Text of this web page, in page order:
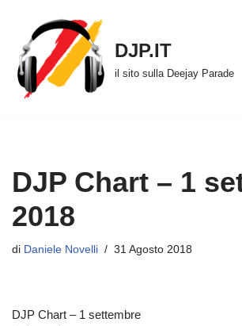
Vai
al
contenuto
DJP.IT
il sito sulla Deejay Parade
DJP Chart – 1
2018
di Daniele Novelli 31 Agosto 2018
DJP Chart – 1 settembre